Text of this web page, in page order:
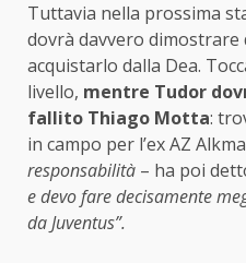
Tuttavia nella prossima
dovrà davvero dimostrare
acquistarlo dalla Dea.
livello, mentre Tudor
fallito Thiago Motta:
in campo per l’ex AZ
responsabilità – ha poi
e devo fare decisamente
da Juventus”.